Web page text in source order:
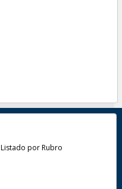
Listado por Rubro